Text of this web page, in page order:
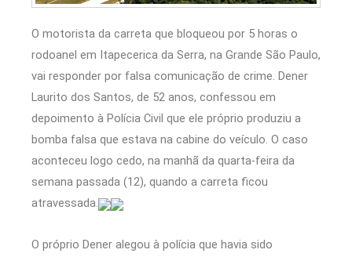
O motorista da carreta que bloqueou por 5 horas o
rodoanel em Itapecerica da Serra, na Grande São Paulo,
vai responder por falsa comunicação de crime. Dener
Laurito dos Santos, de 52 anos, confessou em
depoimento à Polícia Civil que ele próprio produziu a
bomba falsa que estava na cabine do veículo. O caso
aconteceu logo cedo, na manhã da quarta-feira da
semana passada (12), quando a carreta ficou
atravessada.
O próprio Dener alegou à polícia que havia sido